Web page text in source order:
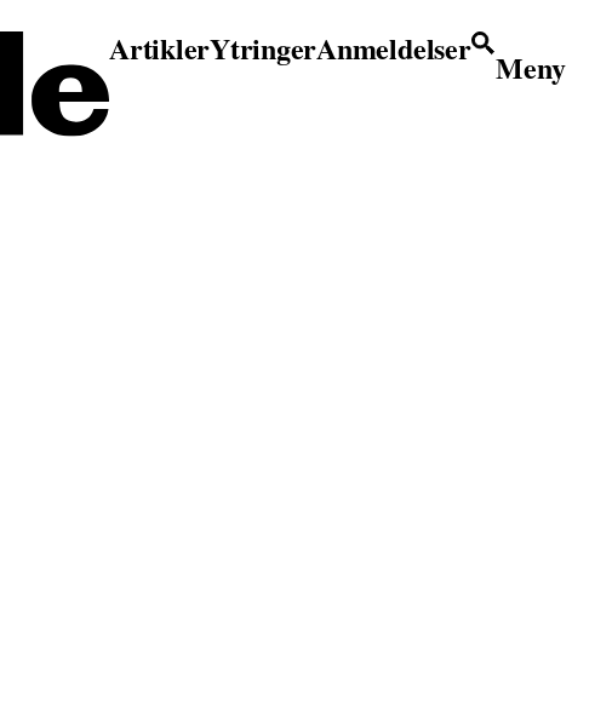
ArtiklerYtringerAnmeldelser Meny